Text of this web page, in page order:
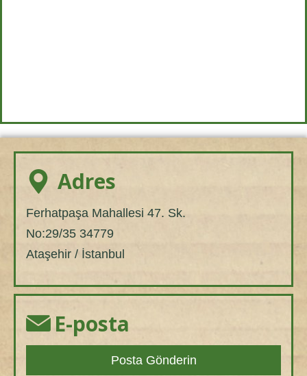
Adres
Ferhatpaşa Mahallesi 47. Sk.
No:29/35 34779
Ataşehir / İstanbul
E-posta
Posta Gönderin